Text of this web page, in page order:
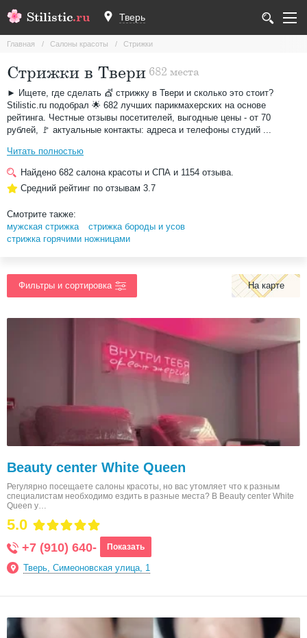
Stilistic.ru Тверь
Главная Салоны красоты Стрижки
Стрижки в Твери 682 места
► Ищете, где сделать 💇 стрижку в Твери и сколько это стоит?
Stilistic.ru подобрал 🌟 682 лучших парикмахерских на основе
рейтинга. Честные отзывы посетителей, выгодные цены - от 70
рублей, 🚩 актуальные контакты: адреса и телефоны студий ...
Читать полностью
Найдено 682 салона красоты и СПА и 1154 отзыва.
Средний рейтинг по отзывам 3.7
Смотрите также:
мужская стрижка
стрижка бороды и усов
стрижка горячими ножницами
На карте
Beauty center White Queen
Регулярно посещаете салоны красоты, но вас утомляет что к разным
специалистам необходимо ездить в разные места? В Beauty center White
Queen у…
5.0
+7 (910) 640- Показать
Тверь, Симеоновская улица, 1